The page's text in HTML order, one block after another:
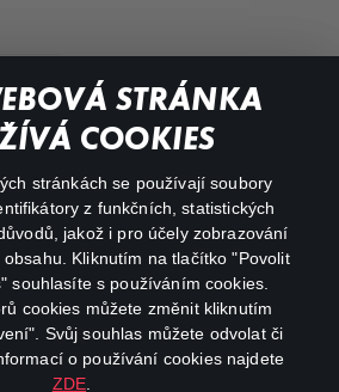
STRÁNKA
COOKIES
stránkách se používají soubory
z funkčních, statistických
jakož i pro účely zobrazování
Kliknutím na tlačítko "Povolit
souhlasíte s používáním cookies.
cookies můžete změnit kliknutím
Svůj souhlas můžete odvolat či
o používání cookies najdete
ZDE